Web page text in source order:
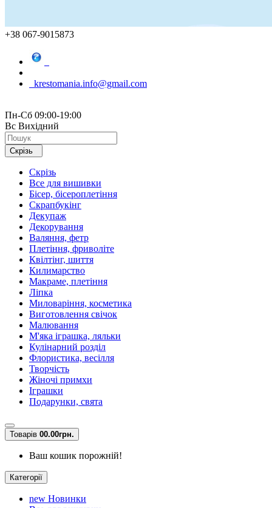
+38 067-9015873
krestomania.info@gmail.com
Пн-Сб 09:00-19:00
Вс Вихідний
Скрізь
Скрізь
Все для вишивки
Бісер, бісероплетіння
Скрапбукінг
Декупаж
Декорування
Валяння, фетр
Плетіння, фриволіте
Квілтінг, шиття
Килимарство
Макраме, плетіння
Ліпка
Миловаріння, косметика
Виготовлення свічок
Малювання
М'яка іграшка, ляльки
Кулінарний розділ
Флористика, весілля
Творчість
Жіночі примхи
Іграшки
Подарунки, свята
Товарів 00.00грн.
Ваш кошик порожній!
Категорії
new Новинки